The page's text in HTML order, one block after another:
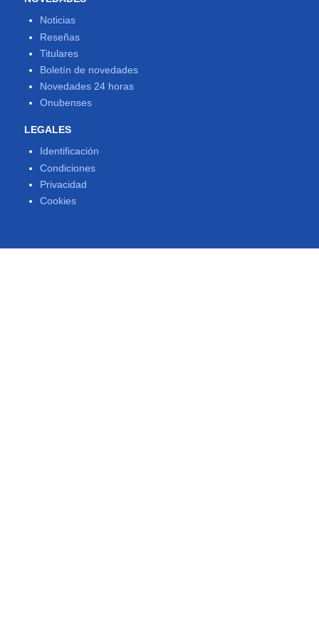
Noticias
Reseñas
Titulares
Boletín de novedades
Novedades 24 horas
Onubenses
LEGALES
Identificación
Condiciones
Privacidad
Cookies